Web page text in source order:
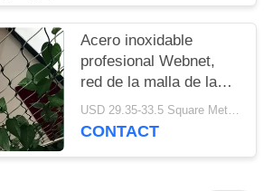
Acero inoxidable
profesional Webnet,
red de la malla de la
cuerda de alambre
resistente a la
USD 29.35-33.5 Square Meters MOQ:10 metros cuadrados
CONTACT